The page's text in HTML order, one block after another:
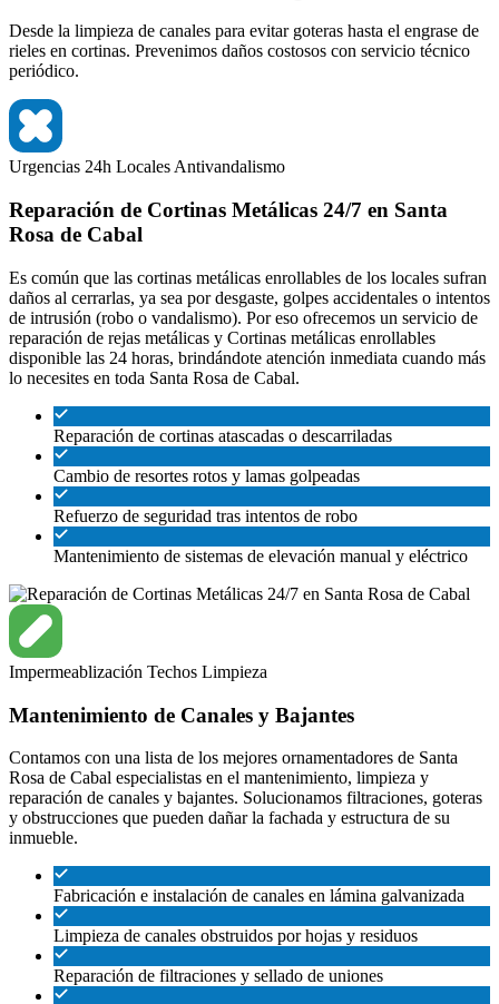
Desde la limpieza de canales para evitar goteras hasta el engrase de
rieles en cortinas. Prevenimos daños costosos con servicio técnico
periódico.
Urgencias 24h LocalesAntivandalismo
Reparación de Cortinas Metálicas 24/7 en Santa
Rosa de Cabal
Es común que las cortinas metálicas enrollables de los locales sufran
daños al cerrarlas, ya sea por desgaste, golpes accidentales o intentos
de intrusión (robo o vandalismo). Por eso ofrecemos un servicio de
reparación de rejas metálicas y Cortinas metálicas enrollables
disponible las 24 horas, brindándote atención inmediata cuando más
lo necesites en toda Santa Rosa de Cabal.
Reparación de cortinas atascadas o descarriladas
Cambio de resortes rotos y lamas golpeadas
Refuerzo de seguridad tras intentos de robo
Mantenimiento de sistemas de elevación manual y eléctrico
Impermeablización Techos Limpieza
Mantenimiento de Canales y Bajantes
Contamos con una lista de los mejores ornamentadores de Santa
Rosa de Cabal especialistas en el mantenimiento, limpieza y
reparación de canales y bajantes. Solucionamos filtraciones, goteras
y obstrucciones que pueden dañar la fachada y estructura de su
inmueble.
Fabricación e instalación de canales en lámina galvanizada
Limpieza de canales obstruidos por hojas y residuos
Reparación de filtraciones y sellado de uniones